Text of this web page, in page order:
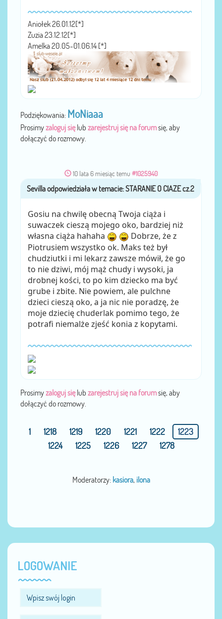
Aniołek 26.01.12[*]
Zuzia 23.12.12[*]
Amelka 20.05-01.06.14 [*]
Podziękowania: MoNiaaa
Prosimyzaloguj sięlub zarejestruj się na forumsię, aby
dołączyć do rozmowy.
10 lata 6 miesiąc temu #1025940
przezSevilla
Gosiu na chwilę obecną Twoja ciąża i
suwaczek cieszą mojego oko, bardziej niż
własna ciąża hahaha
Dobrze, że z
Piotrusiem wszystko ok. Maks też był
chudziutki i mi lekarz zawsze mówił, że go
to nie dziwi, mój mąż chudy i wysoki, ja
drobnej kości, to po kim dziecko ma być
grube i zbite. Nie powiem, ale pulchne
dzieci cieszą oko, a ja nic nie poradzę, że
moje dziecię chuderlak pomimo tego, że
potrafi niemalże zjeść konia z kopytami.
Prosimyzaloguj sięlub zarejestruj się na forumsię, aby
dołączyć do rozmowy.
1 1218 1219 1220 1221 1222
1223
1224
1225 1226 1227 1278
Moderatorzy: kasiora, ilona
LOGOWANIE